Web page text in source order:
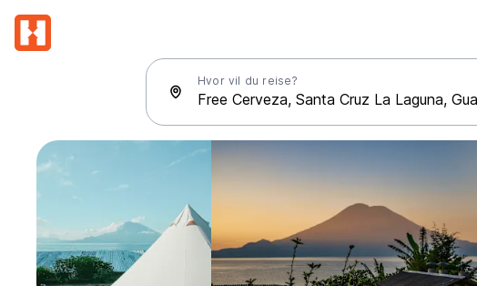
Hvor vil du reise?